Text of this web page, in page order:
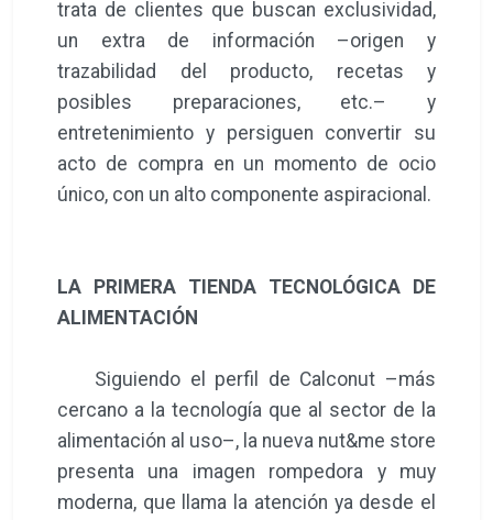
trata de clientes que buscan exclusividad,
un extra de información –origen y
trazabilidad del producto, recetas y
posibles preparaciones, etc.– y
entretenimiento y persiguen convertir su
acto de compra en un momento de ocio
único, con un alto componente aspiracional.
LA PRIMERA TIENDA TECNOLÓGICA DE
ALIMENTACIÓN
Siguiendo el perfil de Calconut –más
cercano a la tecnología que al sector de la
alimentación al uso–, la nueva nut&me store
presenta una imagen rompedora y muy
moderna, que llama la atención ya desde el